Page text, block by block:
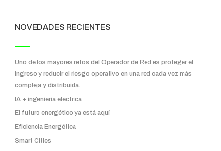
NOVEDADES RECIENTES
Uno de los mayores retos del Operador de Red es proteger el
ingreso y reducir el riesgo operativo en una red cada vez más
compleja y distribuida.
IA + ingeniería eléctrica
El futuro energético ya está aquí
Eficiencia Energética
Smart Cities